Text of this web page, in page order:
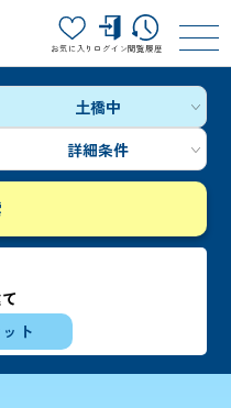
お気に入り ログイン閲覧履歴
土橋中
詳細条件
ト